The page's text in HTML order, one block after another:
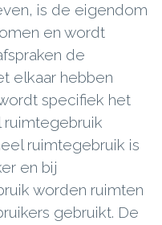
is de eigendom
en wordt
de
elkaar hebben
specifiek het
ruimtegebruik is
en bij
worden ruimten
gebruikt. De